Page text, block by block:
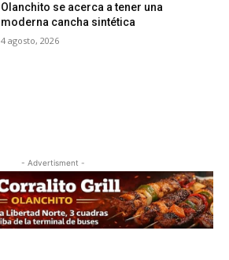
Olanchito se acerca a tener una
moderna cancha sintética
4 agosto, 2026
- Advertisment -